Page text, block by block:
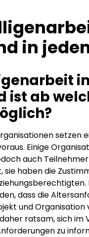
in
ist ab
setzen
Einige
auch Teilnehmer
sie haben die
dass die
und Organisation
ratsam, sich im
zu